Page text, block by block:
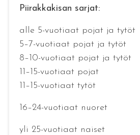
Piirakkakisan sarjat:
alle 5-vuotiaat pojat ja tytöt
5–7-vuotiaat pojat ja tytöt
8–10-vuotiaat pojat ja tytöt
11–15-vuotiaat pojat
11–15-vuotiaat tytöt
16–24-vuotiaat nuoret
yli 25-vuotiaat naiset